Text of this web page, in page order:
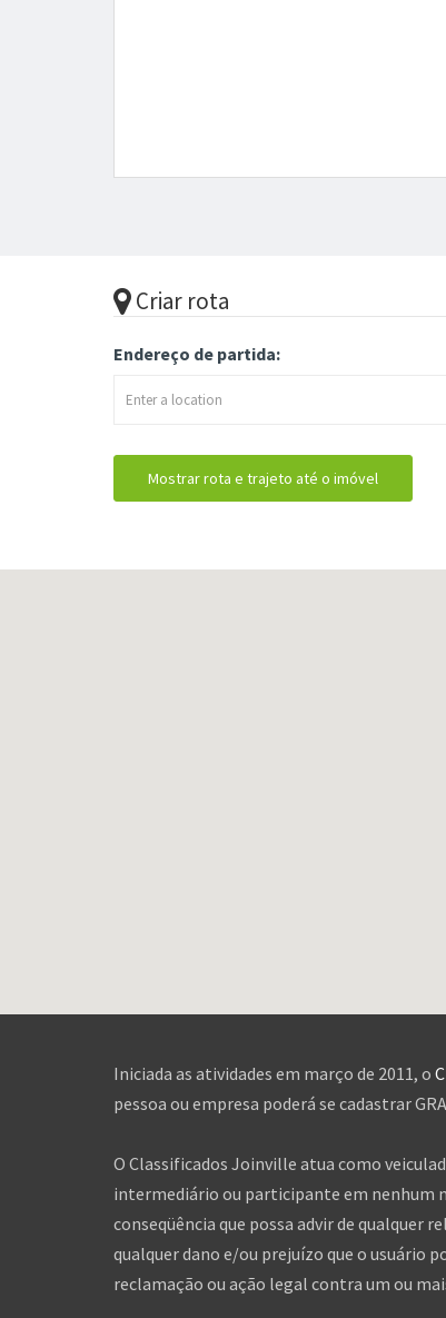
Criar rota
Endereço de partida:
Iniciada as atividades em março de 2011, o
pessoa ou empresa poderá se cadastrar
O Classificados Joinville atua como
intermediário ou participante em nenhum
conseqüência que possa advir de qualquer
qualquer dano e/ou prejuízo que o usuário
reclamação ou ação legal contra um ou